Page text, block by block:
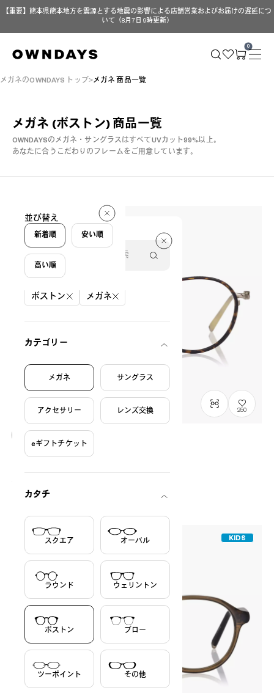
【重要】熊本県熊本地方を震源とする地震の影響による店舗営業およびお届けの遅延につ
いて（8月7日 9時更新）
0
メガネのOWNDAYS トップ メガネ 商品一覧
メガネ (ボストン) 商品一覧
OWNDAYSのメガネ・サングラスはすべてUVカット99%以上。
あなたに合うこだわりのフレームをご用意しています。
65 件
絞り込み条件
ボストン メガネ
カテゴリー
メガネ サングラス
アクセサリー レンズ交換
eギフトチケット
カタチ
スクエア オーバル
ラウンド ウェリントン
ボストン ブロー
ツーポイント その他
並び替え
新着順 安い順
高い順
250
OWNDAYS × POMPOMPURIN
SRK1013M-6AC1 / Size: M
KIDS